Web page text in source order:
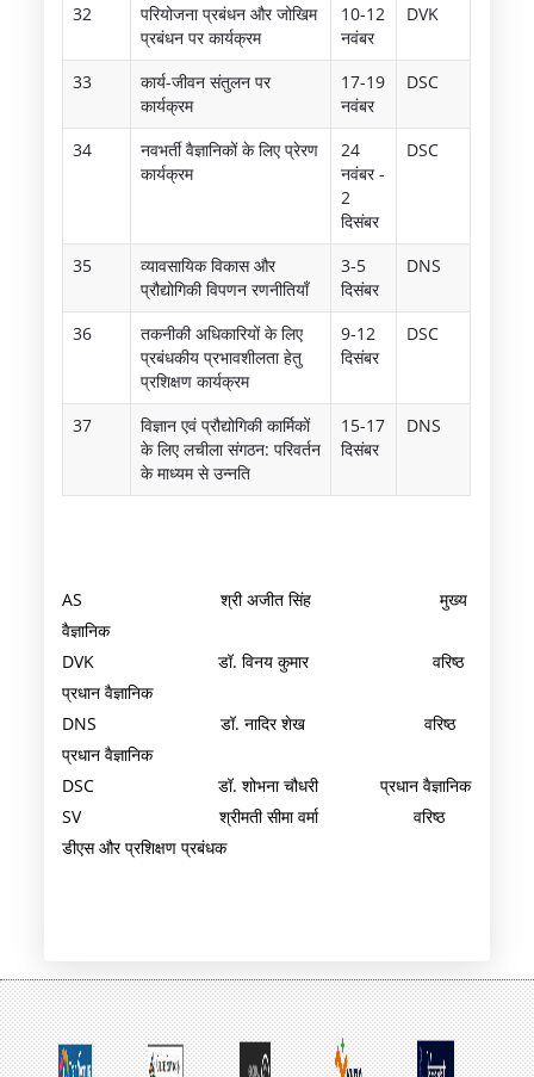
32
परियोजना प्रबंधन और जोखिम
प्रबंधन पर कार्यक्रम
10-12
नवंबर
DVK
33
कार्य-जीवन संतुलन पर
कार्यक्रम
17-19
नवंबर
DSC
34
नवभर्ती वैज्ञानिकों के लिए प्रेरण
कार्यक्रम
24
नवंबर -
2
दिसंबर
DSC
35
व्यावसायिक विकास और
प्रौद्योगिकी विपणन रणनीतियाँ
3-5
दिसंबर
DNS
36
तकनीकी अधिकारियों के लिए
प्रबंधकीय प्रभावशीलता हेतु
प्रशिक्षण कार्यक्रम
9-12
दिसंबर
DSC
37
विज्ञान एवं प्रौद्योगिकी कार्मिकों
के लिए लचीला संगठन: परिवर्तन
के माध्यम से उन्नति
15-17
दिसंबर
DNS
AS श्री अजीत सिंह मुख्य
वैज्ञानिक
DVK डॉ. विनय कुमार वरिष्ठ
प्रधान वैज्ञानिक
DNS डॉ. नादिर शेख वरिष्ठ
प्रधान वैज्ञानिक
DSC डॉ. शोभना चौधरी प्रधान वैज्ञानिक
SV श्रीमती सीमा वर्मा वरिष्ठ
डीएस और प्रशिक्षण प्रबंधक